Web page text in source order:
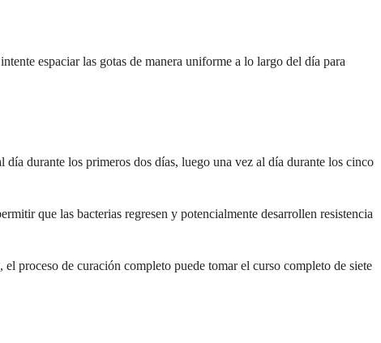
espaciar las gotas de manera uniforme a lo largo del día para
día durante los primeros dos días, luego una vez al día durante los cinco
que las bacterias regresen y potencialmente desarrollen resistencia
proceso de curación completo puede tomar el curso completo de siete